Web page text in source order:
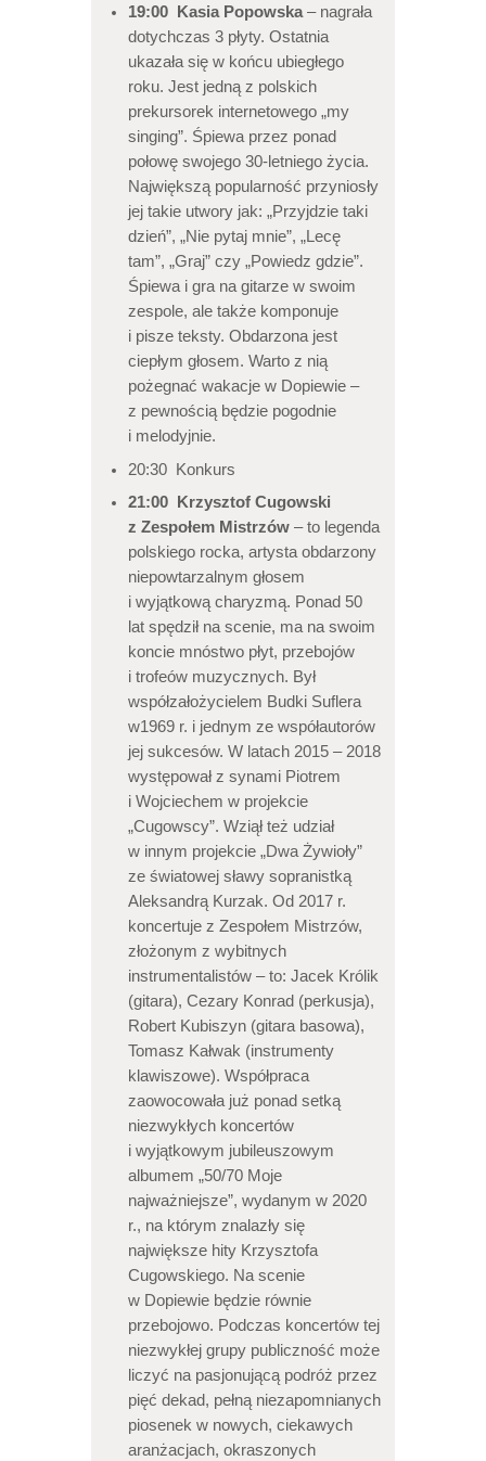
19:00 Kasia Popowska– nagrała
dotychczas 3 płyty. Ostatnia
ukazała się w końcu ubiegłego
roku. Jest jedną z polskich
prekursorek internetowego „my
singing”. Śpiewa przez ponad
połowę swojego 30-letniego życia.
Największą popularność przyniosły
jej takie utwory jak: „Przyjdzie taki
dzień”, „Nie pytaj mnie”, „Lecę
tam”, „Graj” czy „Powiedz gdzie”.
Śpiewa i gra na gitarze w swoim
zespole, ale także komponuje
i pisze teksty. Obdarzona jest
ciepłym głosem. Warto z nią
pożegnać wakacje w Dopiewie –
z pewnością będzie pogodnie
i melodyjnie.
20:30 Konkurs
21:00 Krzysztof Cugowski
z Zespołem Mistrzów – to legenda
polskiego rocka, artysta obdarzony
niepowtarzalnym głosem
i wyjątkową charyzmą. Ponad 50
lat spędził na scenie, ma na swoim
koncie mnóstwo płyt, przebojów
i trofeów muzycznych. Był
współzałożycielem Budki Suflera
w1969 r. i jednym ze współautorów
jej sukcesów. W latach 2015 – 2018
występował z synami Piotrem
i Wojciechem w projekcie
„Cugowscy”. Wziął też udział
w innym projekcie „Dwa Żywioły”
ze światowej sławy sopranistką
Aleksandrą Kurzak. Od 2017 r.
koncertuje z Zespołem Mistrzów,
złożonym z wybitnych
instrumentalistów – to: Jacek Królik
(gitara), Cezary Konrad (perkusja),
Robert Kubiszyn (gitara basowa),
Tomasz Kałwak (instrumenty
klawiszowe). Współpraca
zaowocowała już ponad setką
niezwykłych koncertów
i wyjątkowym jubileuszowym
albumem „50/70 Moje
najważniejsze”, wydanym w 2020
r., na którym znalazły się
największe hity Krzysztofa
Cugowskiego. Na scenie
w Dopiewie będzie równie
przebojowo. Podczas koncertów tej
niezwykłej grupy publiczność może
liczyć na pasjonującą podróż przez
pięć dekad, pełną niezapomnianych
piosenek w nowych, ciekawych
aranżacjach, okraszonych